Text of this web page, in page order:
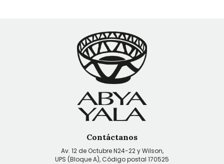
Contáctanos
Av. 12 de Octubre N24-22 y Wilson,
UPS (Bloque A), Código postal 170525